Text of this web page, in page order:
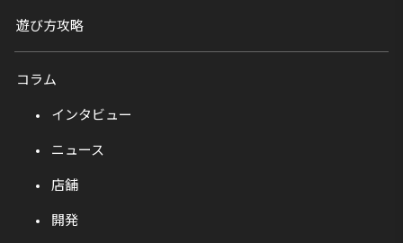
遊び方攻略
コラム
インタビュー
ニュース
店舗
開発